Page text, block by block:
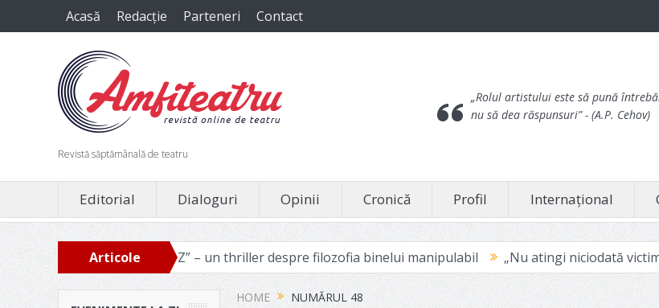
Acasă Redacție Parteneri Contact
Revistă săptămânală de teatru
„Rolul artistului este să pună
nu să dea răspunsuri”- (A.P. Cehov)
Editorial Dialoguri Opinii Cronică Profil Internațional
Articole
recente
„Ziua Z” – un thriller despre filozofia binelui manipulabil „Nu atingi niciodată victima” – pentru că
HOME NUMĂRUL 48